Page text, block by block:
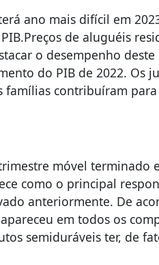
ano mais difícil em
de aluguéis
o desempenho
do PIB de 2022. Os
contribuíram para
móvel terminado
como o principal
anteriormente. De
em todos os
semiduráveis ter, de